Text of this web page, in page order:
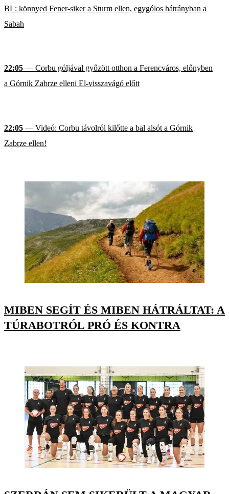
BL: könnyed Fener-siker a Sturm ellen, egygólos hátrányban a
Sabah
22:05 — Corbu góljával győzött otthon a Ferencváros, előnyben
a Górnik Zabrze elleni El-visszavágó előtt
22:05 — Videó: Corbu távolról kilőtte a bal alsót a Górnik
Zabrze ellen!
MIBEN SEGÍT ÉS MIBEN HÁTRÁLTAT: A
TÚRABOTRÓL PRÓ ÉS KONTRA